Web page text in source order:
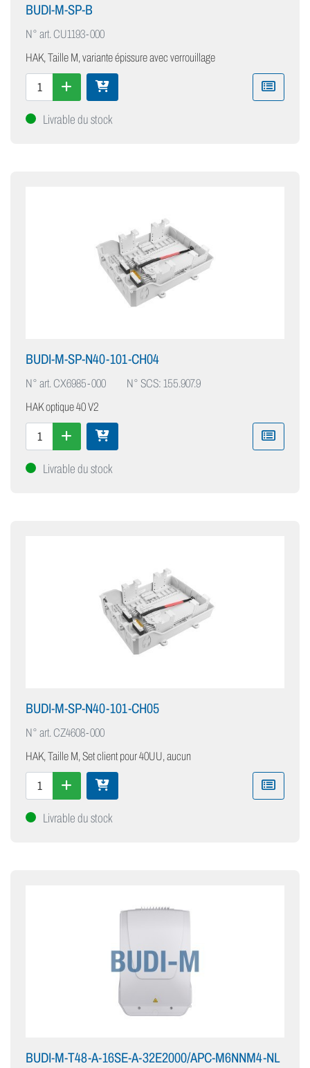
BUDI-M-SP-B
N° art.CU1193-000
HAK, Taille M, variante épissure avec verrouillage
Livrable du stock
BUDI-M-SP-N40-101-CH04
N° art.CX6985-000
N° SCS: 155.907.9
HAK optique 40 V2
Livrable du stock
BUDI-M-SP-N40-101-CH05
N° art.CZ4608-000
HAK, Taille M, Set client pour 40UU, aucun
Livrable du stock
BUDI-M-T48-A-16SE-A-32E2000/APC-M6NNM4-NL